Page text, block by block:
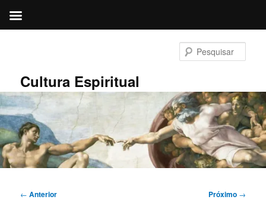
principalCultura Espiritual
Navegação
← Anterior Próximo →